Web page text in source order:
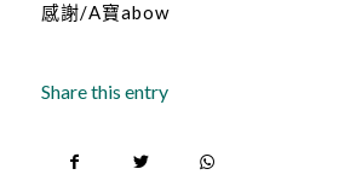
感謝/A寶abow
Share this entry